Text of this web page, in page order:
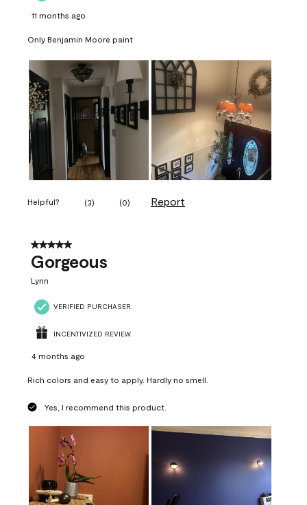
11 months ago
Only Benjamin Moore paint
Helpful? (3) (0) Report
5 out of 5 stars.
Gorgeous
Lynn
VERIFIED PURCHASER
INCENTIVIZED REVIEW
4 months ago
Rich colors and easy to apply. Hardly no smell.
Yes, I recommend this product.